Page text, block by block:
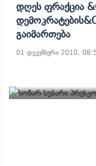
Დღეს Ფრაქცია
Გაიმართება
01 დეკემბერი 2010,